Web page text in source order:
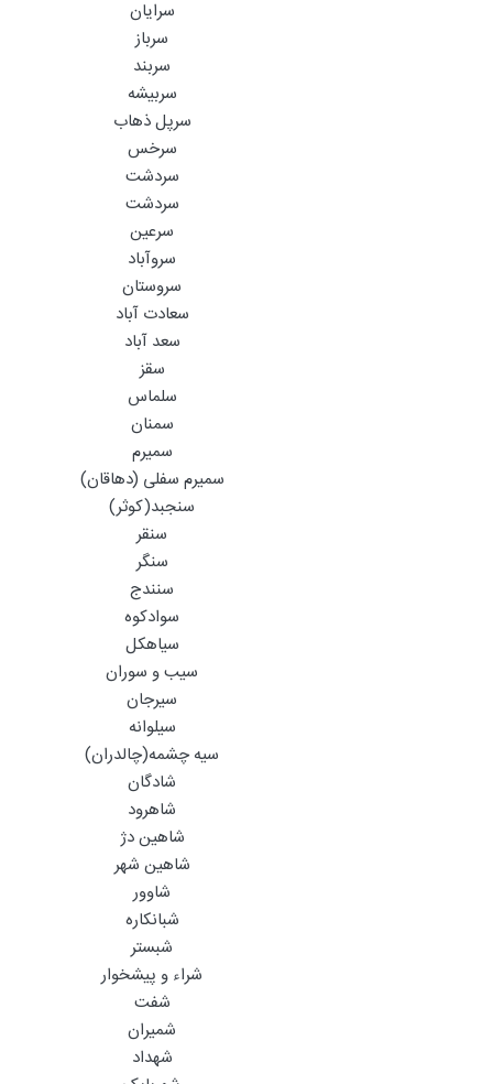
سرایان
سرباز
سربند
سربیشه
سرپل ذهاب
سرخس
سردشت
سردشت
سرعین
سروآباد
سروستان
سعادت آباد
سعد آباد
سقز
سلماس
سمنان
سمیرم
سمیرم سفلی (دهاقان)
سنجبد(کوثر)
سنقر
سنگر
سنندج
سوادکوه
سیاهکل
سیب و سوران
سیرجان
سیلوانه
سیه چشمه(چالدران)
شادگان
شاهرود
شاهین دژ
شاهین شهر
شاوور
شبانکاره
شبستر
شراء و پیشخوار
شفت
شمیران
شهداد